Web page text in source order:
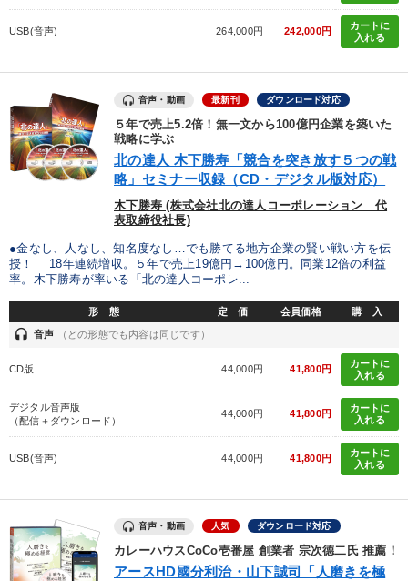
USB(音声) 264,000円 242,000円
カートに
入れる
音声・動画 最新刊 ダウンロード対応
５年で売上5.2倍！無一文から100億円企業を築いた
戦略に学ぶ
北の達人 木下勝寿「競合を突き放す５つの戦
略」セミナー収録（CD・デジタル版対応）
木下勝寿 (株式会社北の達人コーポレーション 代
表取締役社長)
●金なし、人なし、知名度なし…でも勝てる地方企業の賢い戦い方を伝
授！ 18年連続増収。５年で売上19億円→100億円。同業12倍の利益
率。木下勝寿が率いる「北の達人コーポレ...
形 態 定 価 会員価格 購 入
headset 音声 （どの形態でも内容は同じです）
CD版 44,000円 41,800円
カートに
入れる
デジタル音声版
（配信＋ダウンロード）
44,000円 41,800円
カートに
入れる
USB(音声) 44,000円 41,800円
カートに
入れる
音声・動画 人気 ダウンロード対応
カレーハウスCoCo壱番屋 創業者 宗次德二氏 推薦！
アースHD國分利治・山下誠司「人磨きを極